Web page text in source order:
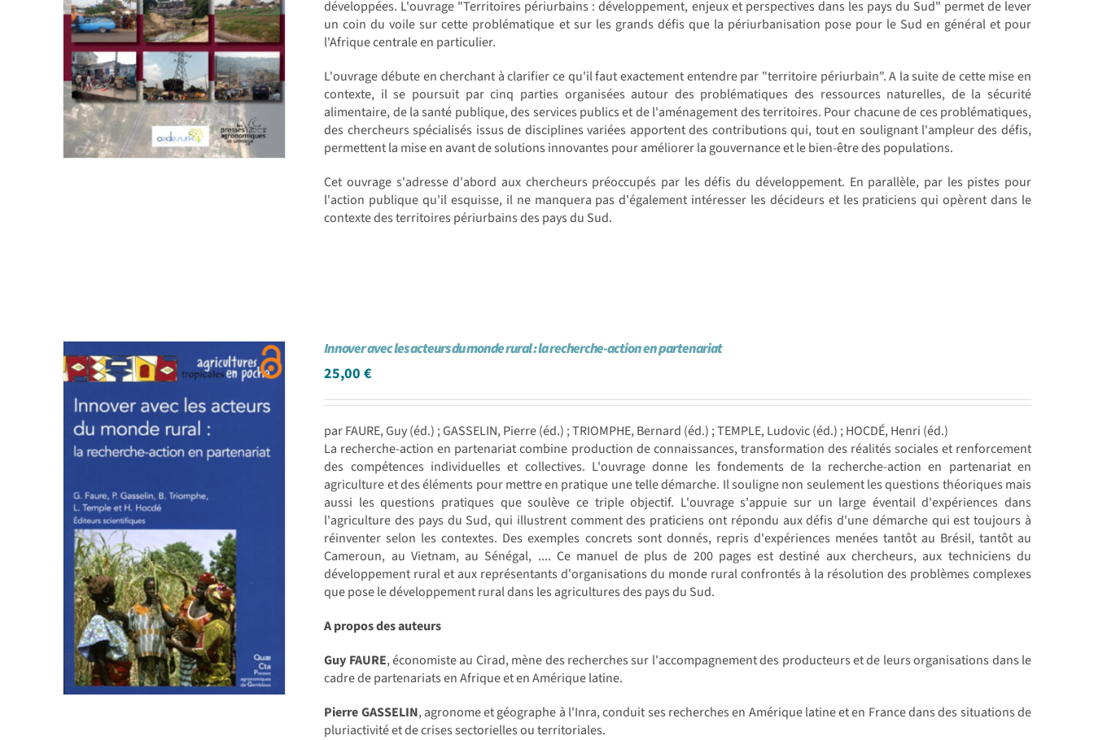
développées. L'ouvrage "Territoires périurbains : développement, enjeux et perspectives dans les pays du Sud" permet de lever
un coin du voile sur cette problématique et sur les grands défis que la périurbanisation pose pour le Sud en général et pour
l'Afrique centrale en particulier.
L'ouvrage débute en cherchant à clarifier ce qu'il faut exactement entendre par "territoire périurbain". A la suite de cette mise en
contexte, il se poursuit par cinq parties organisées autour des problématiques des ressources naturelles, de la sécurité
alimentaire, de la santé publique, des services publics et de l'aménagement des territoires. Pour chacune de ces problématiques,
des chercheurs spécialisés issus de disciplines variées apportent des contributions qui, tout en soulignant l'ampleur des défis,
permettent la mise en avant de solutions innovantes pour améliorer la gouvernance et le bien-être des populations.
Cet ouvrage s'adresse d'abord aux chercheurs préoccupés par les défis du développement. En parallèle, par les pistes pour
l'action publique qu'il esquisse, il ne manquera pas d'également intéresser les décideurs et les praticiens qui opèrent dans le
contexte des territoires périurbains des pays du Sud.
Innover avec les acteurs du monde rural : la recherche-action en partenariat
25,00€
par FAURE, Guy (éd.) ; GASSELIN, Pierre (éd.) ; TRIOMPHE, Bernard (éd.) ; TEMPLE, Ludovic (éd.) ; HOCDÉ, Henri (éd.)
La recherche-action en partenariat combine production de connaissances, transformation des réalités sociales et renforcement
des compétences individuelles et collectives. L'ouvrage donne les fondements de la recherche-action en partenariat en
agriculture et des éléments pour mettre en pratique une telle démarche. Il souligne non seulement les questions théoriques mais
aussi les questions pratiques que soulève ce triple objectif. L'ouvrage s'appuie sur un large éventail d'expériences dans
l'agriculture des pays du Sud, qui illustrent comment des praticiens ont répondu aux défis d'une démarche qui est toujours à
réinventer selon les contextes. Des exemples concrets sont donnés, repris d'expériences menées tantôt au Brésil, tantôt au
Cameroun, au Vietnam, au Sénégal, .... Ce manuel de plus de 200 pages est destiné aux chercheurs, aux techniciens du
développement rural et aux représentants d'organisations du monde rural confrontés à la résolution des problèmes complexes
que pose le développement rural dans les agricultures des pays du Sud.
A propos des auteurs
Guy FAURE, économiste au Cirad, mène des recherches sur l'accompagnement des producteurs et de leurs organisations dans le
cadre de partenariats en Afrique et en Amérique latine.
Pierre GASSELIN, agronome et géographe à l'Inra, conduit ses recherches en Amérique latine et en France dans des situations de
pluriactivité et de crises sectorielles ou territoriales.